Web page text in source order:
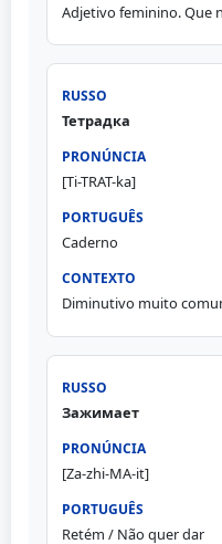
Adjetivo feminino. Que
Тетрадка
[Ti-TRAT-ka]
Caderno
Diminutivo muito
Зажимает
[Za-zhi-MA-it]
Retém / Não quer dar